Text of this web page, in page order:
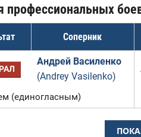
профессиональных
Соперник
Андрей Василенко
(Andrey Vasilenko)
(единогласным)